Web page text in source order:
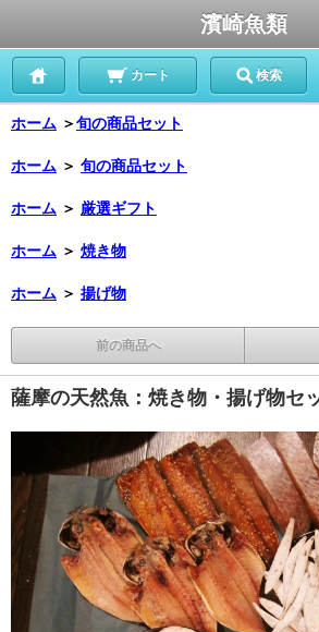
濱崎魚類
カート 検索
ホーム ＞旬の商品セット
ホーム ＞ 旬の商品セット
ホーム ＞ 厳選ギフト
ホーム ＞ 焼き物
ホーム ＞ 揚げ物
前の商品へ
薩摩の天然魚：焼き物・揚げ物セ